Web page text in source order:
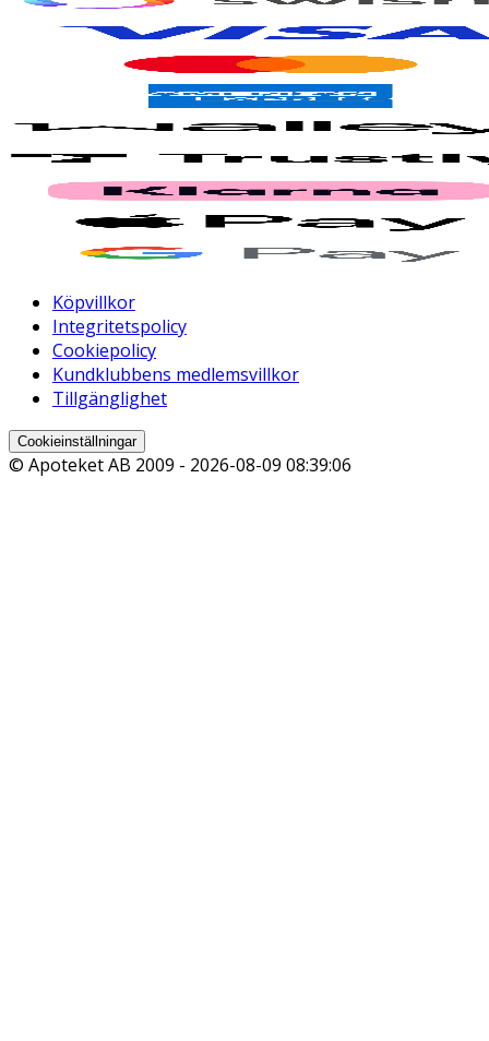
Köpvillkor
Integritetspolicy
Cookiepolicy
Kundklubbens medlemsvillkor
Tillgänglighet
Cookieinställningar
© Apoteket AB 2009 - 2026-08-09 08:39:06